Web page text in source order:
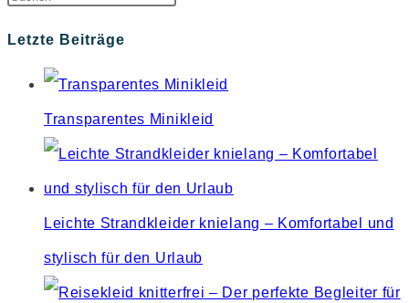
Letzte Beiträge
Transparentes Minikleid
Leichte Strandkleider knielang – Komfortabel und
stylisch für den Urlaub